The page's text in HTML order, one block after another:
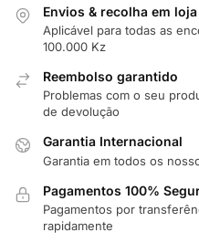
Envios & recolha em
Aplicável para todas as
100.000 Kz
Reembolso garantido
Problemas com o seu
de devolução
Garantia Internacional
Garantia em todos os
Pagamentos 100%
Pagamentos por
rapidamente